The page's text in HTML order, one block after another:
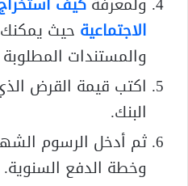
الاجتماعية حيث يمكنك
والمستندات
اكتب قيمة القرض
البنك.
ثم أدخل الرسوم
وخطة الدفع السنوية.